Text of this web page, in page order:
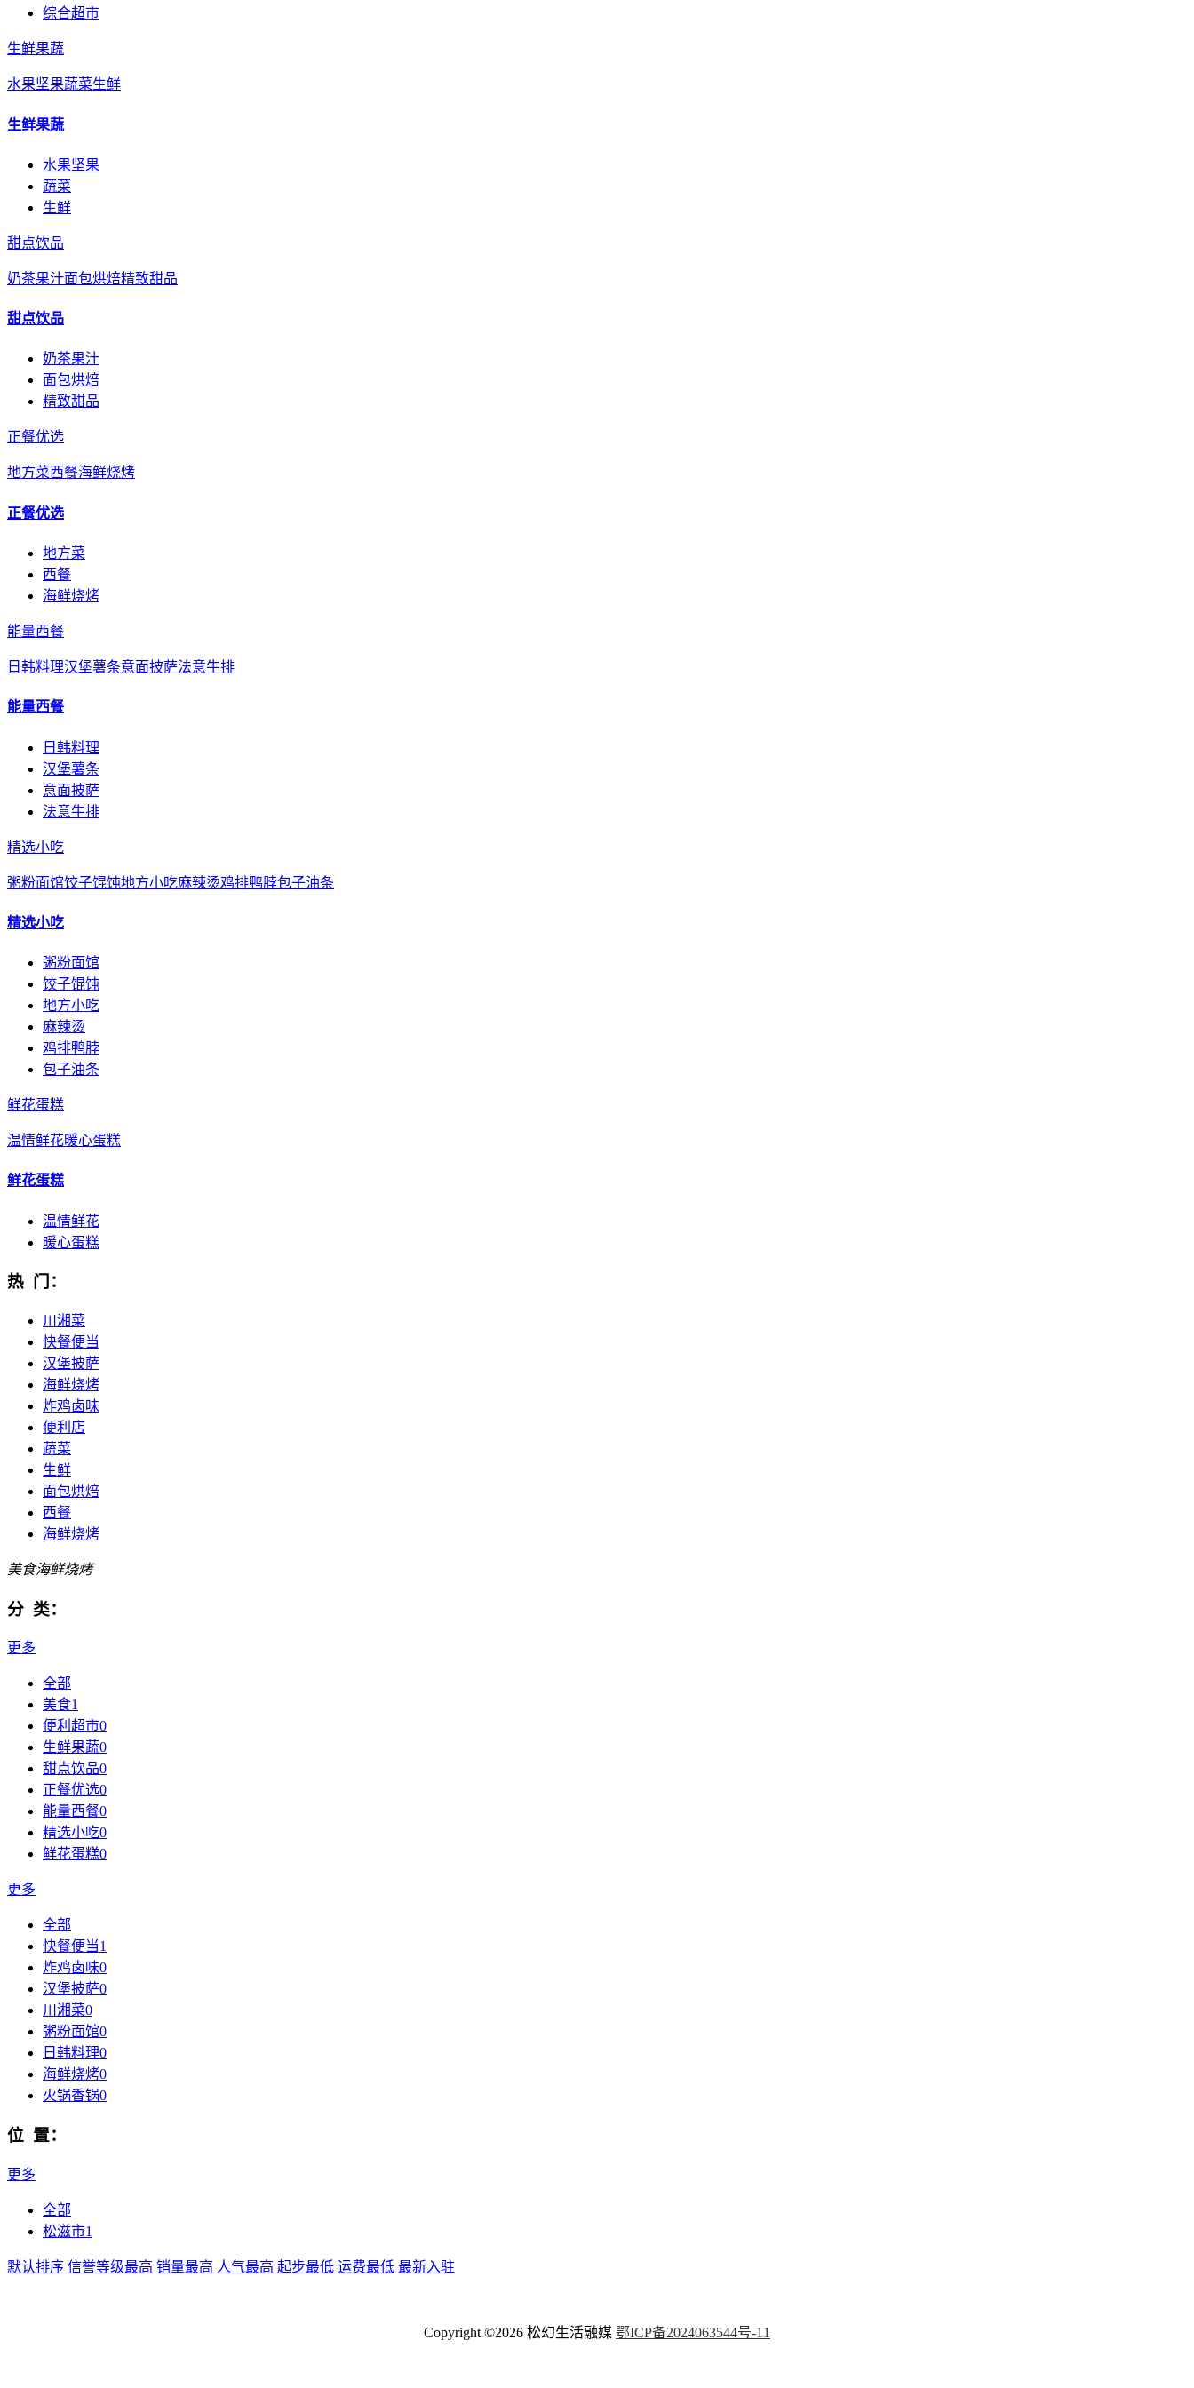
综合超市
生鲜果蔬
水果坚果蔬菜生鲜
生鲜果蔬
水果坚果
蔬菜
生鲜
甜点饮品
奶茶果汁面包烘焙精致甜品
甜点饮品
奶茶果汁
面包烘焙
精致甜品
正餐优选
地方菜西餐海鲜烧烤
正餐优选
地方菜
西餐
海鲜烧烤
能量西餐
日韩料理汉堡薯条意面披萨法意牛排
能量西餐
日韩料理
汉堡薯条
意面披萨
法意牛排
精选小吃
粥粉面馆饺子馄饨地方小吃麻辣烫鸡排鸭脖包子油条
精选小吃
粥粉面馆
饺子馄饨
地方小吃
麻辣烫
鸡排鸭脖
包子油条
鲜花蛋糕
温情鲜花暖心蛋糕
鲜花蛋糕
温情鲜花
暖心蛋糕
热 门：
川湘菜
快餐便当
汉堡披萨
海鲜烧烤
炸鸡卤味
便利店
蔬菜
生鲜
面包烘焙
西餐
海鲜烧烤
美食海鲜烧烤
分 类：
更多
全部
美食1
便利超市0
生鲜果蔬0
甜点饮品0
正餐优选0
能量西餐0
精选小吃0
鲜花蛋糕0
更多
全部
快餐便当1
炸鸡卤味0
汉堡披萨0
川湘菜0
粥粉面馆0
日韩料理0
海鲜烧烤0
火锅香锅0
位 置：
更多
全部
松滋市1
默认排序 信誉等级最高 销量最高 人气最高 起步最低 运费最低 最新入驻
Copyright ©2026 松幻生活融媒 鄂ICP备2024063544号-11